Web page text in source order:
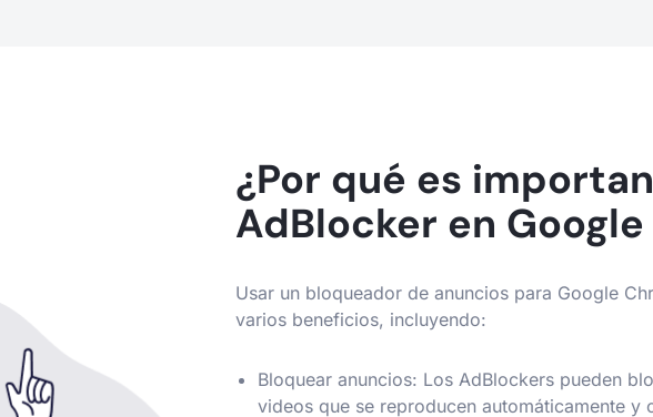
¿Por qué es
AdBlocker en
Usar un bloqueador de anuncios para Google
varios beneficios, incluyendo:
Bloquear anuncios: Los AdBlockers pueden
videos que se reproducen automáticamente y